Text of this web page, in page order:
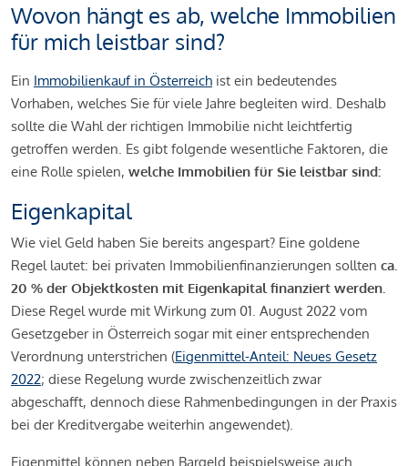
Wovon hängt es ab, welche Immobilien
für mich leistbar sind?
Ein Immobilienkauf in Österreich ist ein bedeutendes
Vorhaben, welches Sie für viele Jahre begleiten wird. Deshalb
sollte die Wahl der richtigen Immobilie nicht leichtfertig
getroffen werden. Es gibt folgende wesentliche Faktoren, die
eine Rolle spielen, welche Immobilien für Sie leistbar sind:
Eigenkapital
Wie viel Geld haben Sie bereits angespart? Eine goldene
Regel lautet: bei privaten Immobilienfinanzierungen sollten ca.
20 % der Objektkosten mit Eigenkapital finanziert werden.
Diese Regel wurde mit Wirkung zum 01. August 2022 vom
Gesetzgeber in Österreich sogar mit einer entsprechenden
Verordnung unterstrichen (Eigenmittel-Anteil: Neues Gesetz
2022; diese Regelung wurde zwischenzeitlich zwar
abgeschafft, dennoch diese Rahmenbedingungen in der Praxis
bei der Kreditvergabe weiterhin angewendet).
Eigenmittel können neben Bargeld beispielsweise auch